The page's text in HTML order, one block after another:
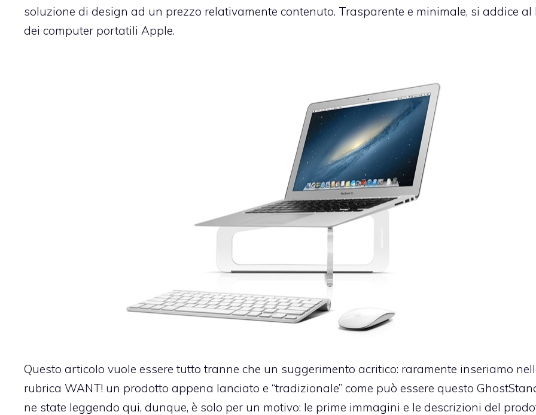
soluzione di design ad un prezzo relativamente contenuto. Trasparente e minimale, si addice al
dei computer portatili Apple.
Questo articolo vuole essere tutto tranne che un suggerimento acritico: raramente inseriamo
rubrica WANT! un prodotto appena lanciato e “tradizionale” come può essere questo
ne state leggendo qui, dunque, è solo per un motivo: le prime immagini e le descrizioni del